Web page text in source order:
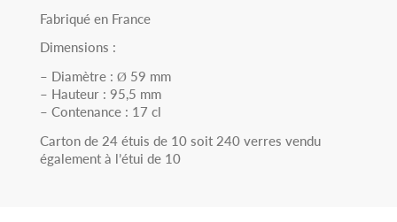
Fabriqué en France
Dimensions :
– Diamètre : Ø 59 mm
– Hauteur : 95,5 mm
– Contenance : 17 cl
Carton de 24 étuis de 10 soit 240 verres vendu
également à l’étui de 10